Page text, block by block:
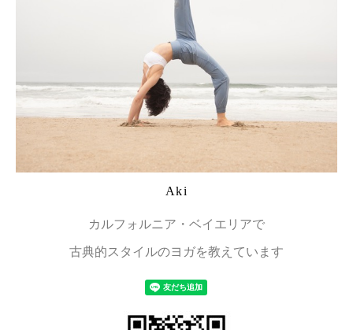
Aki
カルフォルニア・ベイエリアで
古典的スタイルのヨガを教えています